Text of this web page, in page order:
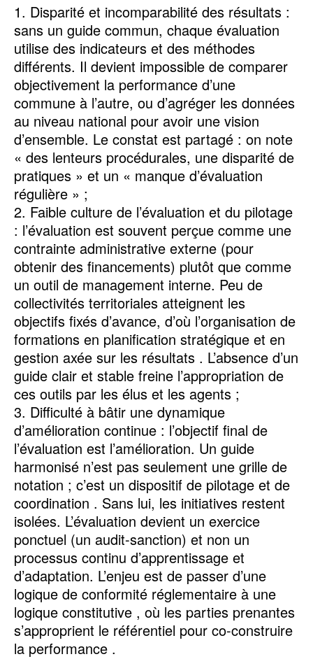
1. Disparité et incomparabilité des résultats :
sans un guide commun, chaque évaluation
utilise des indicateurs et des méthodes
différents. Il devient impossible de comparer
objectivement la performance d’une
commune à l’autre, ou d’agréger les données
au niveau national pour avoir une vision
d’ensemble. Le constat est partagé : on note
« des lenteurs procédurales, une disparité de
pratiques » et un « manque d’évaluation
régulière » ;
2. Faible culture de l’évaluation et du pilotage
: l’évaluation est souvent perçue comme une
contrainte administrative externe (pour
obtenir des financements) plutôt que comme
un outil de management interne. Peu de
collectivités territoriales atteignent les
objectifs fixés d’avance, d’où l’organisation de
formations en planification stratégique et en
gestion axée sur les résultats . L’absence d’un
guide clair et stable freine l’appropriation de
ces outils par les élus et les agents ;
3. Difficulté à bâtir une dynamique
d’amélioration continue : l’objectif final de
l’évaluation est l’amélioration. Un guide
harmonisé n’est pas seulement une grille de
notation ; c’est un dispositif de pilotage et de
coordination . Sans lui, les initiatives restent
isolées. L’évaluation devient un exercice
ponctuel (un audit-sanction) et non un
processus continu d’apprentissage et
d’adaptation. L’enjeu est de passer d’une
logique de conformité réglementaire à une
logique constitutive , où les parties prenantes
s’approprient le référentiel pour co-construire
la performance .